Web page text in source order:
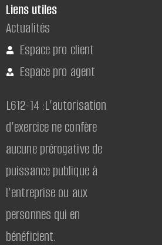
Liens utiles
Actualités
Espace pro client
Espace pro agent
L612-14 :L’autorisation
d’exercice ne confère
aucune prérogative de
puissance publique à
l’entreprise ou aux
personnes qui en
bénéficient.